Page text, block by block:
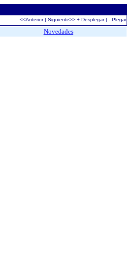
<<Anterior| Siguiente>> + Desplegar| - Plegar
Novedades